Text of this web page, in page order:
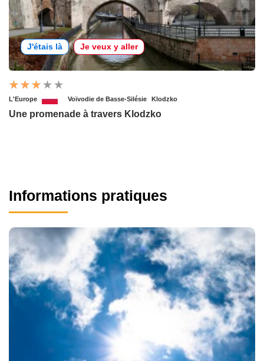
J'étais là Je veux y aller
L'Europe Voïvodie de Basse-Silésie Klodzko
Une promenade à travers Klodzko
Informations pratiques